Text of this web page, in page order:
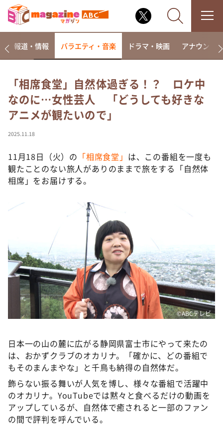
なるみ・岡村の過ぎるTV
相席食堂
これ余談なんですけど・・・
て真剣です
探偵！ナイトスクープ
news おかえり
河合＆A.B.C-Z塚田×福井アナ「なんでやねん！？」
（news おかえり）
DAIGOも台所 ～きょうの献立 何にする？～
本日はダイアンなり！シーズン２
朝だ！生です旅サラダ
教えて！ニュースライブ 正義のミカタ
ＬＩＦＥ～夢のカタチ～
新婚さんいらっしゃい！
ザキ山小屋本館
ぺこぱのまるスポ
アナ回覧板
報道・情報 バラエティ・音楽 ドラマ・映画 アナウンサー
「相席食堂」自然体過ぎる！？ ロケ中
なのに…女性芸人 「どうしても好きな
アニメが観たいので」
2025.11.18
11月18日（火）の 「相席食堂」 は、この番組を一度も
観たことのない旅人がありのままで旅をする「自然体
相席」をお届けする。
©ABCテレビ
日本一の山の麓に広がる静岡県富士市にやって来たの
は、おかずクラブのオカリナ。「確かに、どの番組で
もそのまんまやな」と千鳥も納得の自然体だ。
飾らない振る舞いが人気を博し、様々な番組で活躍中
のオカリナ。YouTubeでは黙々と食べるだけの動画を
アップしているが、自然体で癒されると一部のファン
の間で評判を呼んでいる。